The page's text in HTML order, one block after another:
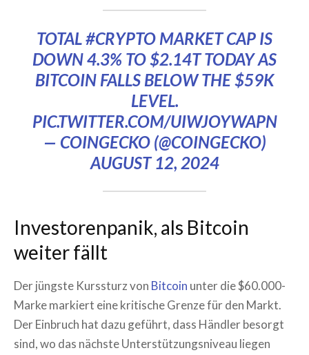
TOTAL#CRYPTO MARKET CAP IS
DOWN 4.3% TO $2.14T TODAY AS
BITCOIN FALLS BELOW THE $59K
LEVEL.
PIC.TWITTER.COM/UIWJOYWAPN
— COINGECKO (@COINGECKO)
AUGUST 12, 2024
Investorenpanik, als Bitcoin
weiter fällt
Der jüngste Kurssturz von Bitcoin unter die $60.000-
Marke markiert eine kritische Grenze für den Markt.
Der Einbruch hat dazu geführt, dass Händler besorgt
sind, wo das nächste Unterstützungsniveau liegen